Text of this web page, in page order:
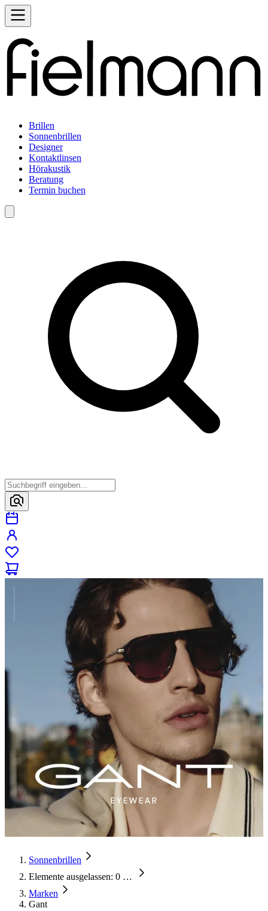
Brillen
Sonnenbrillen
Designer
Kontaktlinsen
Hörakustik
Beratung
Termin buchen
Sonnenbrillen
Elemente ausgelassen: 0 …
Marken
Gant